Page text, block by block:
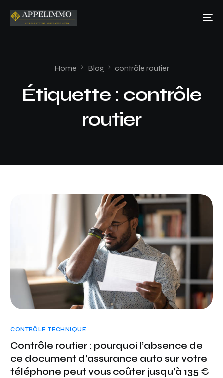
Home Blog contrôle routier
Étiquette : contrôle
routier
CONTRÔLE TECHNIQUE
Contrôle routier : pourquoi l’absence de
ce document d’assurance auto sur votre
téléphone peut vous coûter jusqu’à 135 €